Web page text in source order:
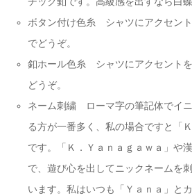
ボタン付け色糸 シャツにアクセン
でどうぞ。
釦ホール色糸 シャツにアクセント
どうぞ。
ネーム刺繍 ローマ字の筆記体でイ
る方が一番多く、私の場合ですと「
です。「Ｋ．Ｙａｎａｇａｗａ」や
で、遊び心を出してニックネームを
います。私はいつも「Ｙａｎａ」と